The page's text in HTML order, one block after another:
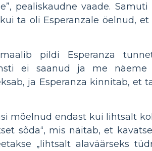
pealiskaudne vaade.
ta oli Esperanzale öelnud,
pildi Esperanza
ei saanud ja me näeme
ja Esperanza kinnitab, et
mõelnud endast kui lihtsalt
sõda“, mis näitab, et
„lihtsalt alaväärseks